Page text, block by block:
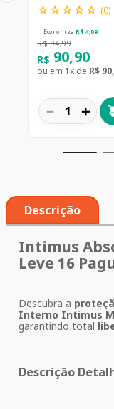
☆☆☆☆☆ (0)
Economize R$ 4,09
R$ 94,99
R$ 90,90
ou em 1x de R$ 90,
＋
－
Descrição
Intimus
Leve 16
Descubra a
Interno Intimus
garantindo total
Descrição